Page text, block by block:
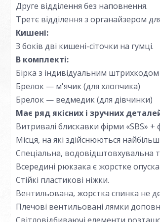
Друге відділення без наповнення.
Третє відділення з органайзером
Кишені:
З боків дві кишені-сіточки на гумці.
В комплекті:
Бірка з індивідуальним
Брелок — м'ячик (для хлопчика)
Брелок — ведмедик (для дівчинки)
Має ряд якісних і зручних
Витривалі блискавки фірми «SBS» +
Місця, на які здійснюються
Спеціальна, водовідштовхувальна
Всередині рюкзака є жорстке
Стійкі пластикові ніжки.
Вентильована, жорстка спинка не
Плечові вентильовані лямки